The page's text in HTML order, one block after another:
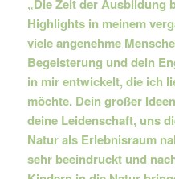
„Die Zeit der Ausbildung
Highlights in meinem
viele angenehme
Begeisterung und dein
in mir entwickelt, die ich
möchte. Dein großer
deine Leidenschaft, uns
Natur als Erlebnisraum
sehr beeindruckt und